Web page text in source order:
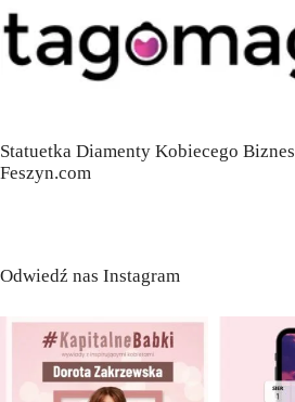
Statuetka Diamenty Kobiecego
Feszyn.com
Odwiedź nas Instagram